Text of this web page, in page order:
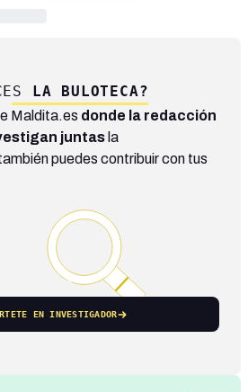
LA BULOTECA?
Maldita.es donde la redacción
juntas la
puedes contribuir con tus
EN INVESTIGADOR